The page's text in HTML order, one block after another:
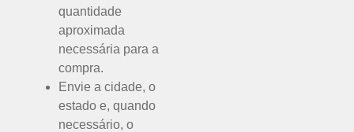
quantidade
aproximada
necessária para a
compra.
Envie a cidade, o
estado e, quando
necessário, o